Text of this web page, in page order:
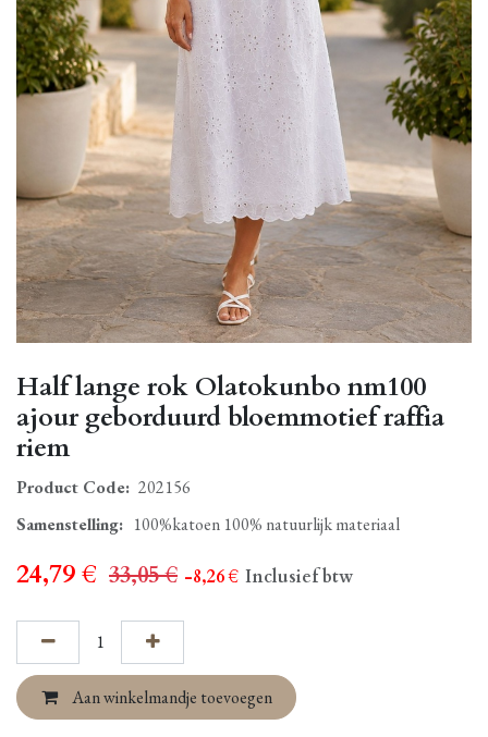
Half lange rok Olatokunbo nm100
ajour geborduurd bloemmotief raffia
riem
Product Code: 202156
Samenstelling: 100%katoen 100% natuurlijk materiaal
24,79€ 33,05€ - 8,26€ Inclusief btw
Aan winkelmandje toevoegen